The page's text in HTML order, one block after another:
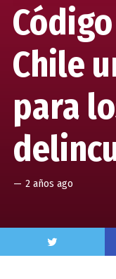
Chile
para
— 2 años ago